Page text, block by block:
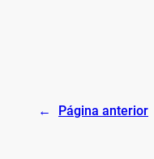
← Página anterior